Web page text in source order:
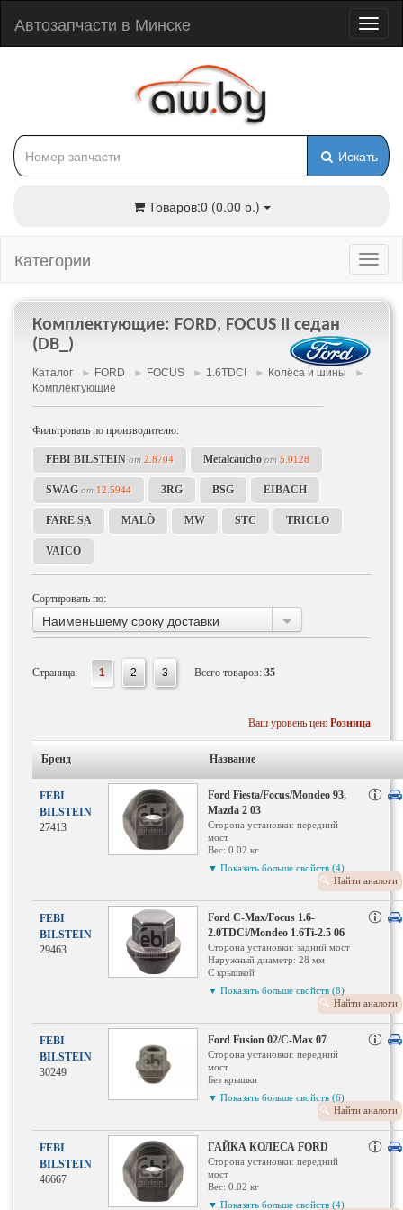
Автозапчасти в Минске
Искать
Товаров:0 (0.00 р.)
Категории
Комплектующие: FORD, FOCUS II седан
(DB_)
Каталог ► FORD ► FOCUS ► 1.6TDCI ► Колёса и шины ►
Комплектующие
Фильтровать по производителю:
FEBI BILSTEIN от 2.8704 Metalcaucho от 5.0128
SWAG от 12.5944 3RG BSG EIBACH
FARE SA MALÒ MW STC TRICLO
VAICO
Сортировать по:
Наименьшему сроку доставки
Страница: 1 2 3 Всего товаров: 35
Ваш уровень цен: Розница
Бренд Название
FEBI
BILSTEIN
27413
Ford Fiesta/Focus/Mondeo 93,
Mazda 2 03
Сторона установки: передний
мост
Вес: 0.02 кг
Качество / класс: 10
Толщина: 15 мм мм
Ширина зева гаечного ключа: 19
Внутренняя резьба: M12 x 1,5
мм
поясок F
▼ Показать больше свойств (4)
Найти аналоги
FEBI
BILSTEIN
29463
Ford C-Max/Focus 1.6-
2.0TDCi/Mondeo 1.6Ti-2.5 06
Сторона установки: задний мост
Наружный диаметр: 28 мм
С крышкой
Вес: 0.06 кг
Качество / класс: 10
Ширина зева гаечного ключа: 19
Толщина: 31 мм мм
Внутренняя резьба: M12 x 1,5
Профиль головки болта:
Внешний шестигранник
Колесное крепление: Конический
поясок F
Поверхность: хромированный
▼ Показать больше свойств (8)
Найти аналоги
FEBI
BILSTEIN
30249
Ford Fusion 02/C-Max 07
Сторона установки: передний
мост
Без крышки
Вес: 0.05 кг
Качество / класс: 10
Ширина зева гаечного ключа: 19
Толщина: 26.5 мм мм
Внутренняя резьба: M12 x 1,5
Колесное крепление: Конический
поясок F
Поверхность: фосфорированный
▼ Показать больше свойств (6)
Найти аналоги
FEBI
BILSTEIN
46667
ГАЙКА КОЛЕСА FORD
Сторона установки: передний
мост
Вес: 0.02 кг
Качество / класс: 10
▼ Показать больше свойств (4)